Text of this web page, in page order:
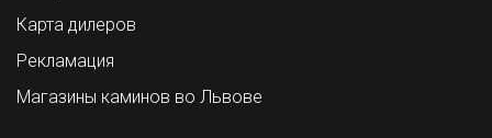
Карта дилеров
Рекламация
Магазины каминов во Львове